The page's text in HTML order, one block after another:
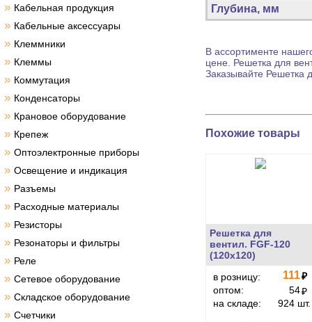
» Кабельная продукция
» Кабельные аксессуары
» Клеммники
» Клеммы
» Коммутация
» Конденсаторы
» Крановое оборудование
» Крепеж
» Оптоэлектронные приборы
» Освещение и индикация
» Разъемы
» Расходные материалы
» Резисторы
» Резонаторы и фильтры
» Реле
» Сетевое оборудование
» Складское оборудование
» Счетчики
Глубина, мм
В ассортименте
цене. Решетка для
Заказывайте Решетка
Похожие товары
Решетка для
вентил. FGF-120
(120х120)
в розницу:
111₽
оптом:
54₽
на складе:
924 шт.